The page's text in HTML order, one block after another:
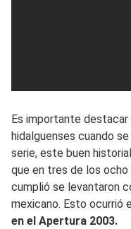
Es importante
hidalguenses cuando
serie, este buen
que en tres de los
cumplió se levantaron
mexicano. Esto ocurrió
en el Apertura 2003.